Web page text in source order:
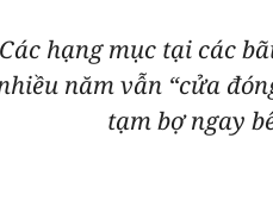
Các hạng mục tại các
năm vẫn “cửa
tạm bợ ngay